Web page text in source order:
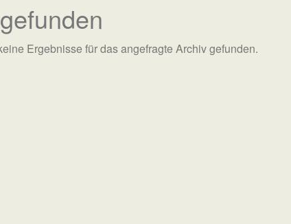
Ergebnisse für das angefragte Archiv gefunden.